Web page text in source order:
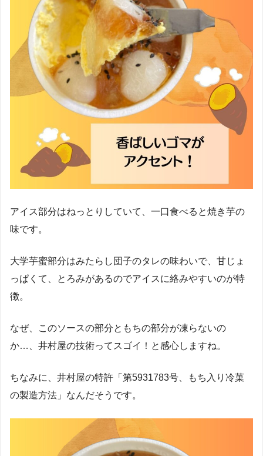
アイス部分はねっとりしていて、一口食べると焼き芋の
味です。
大学芋蜜部分はみたらし団子のタレの味わいで、甘じょ
っぱくて、とろみがあるのでアイスに絡みやすいのが特
徴。
なぜ、このソースの部分ともちの部分が凍らないの
か…、井村屋の技術ってスゴイ！と感心しますね。
ちなみに、井村屋の特許「第5931783号、もち入り冷菓
の製造方法」なんだそうです。